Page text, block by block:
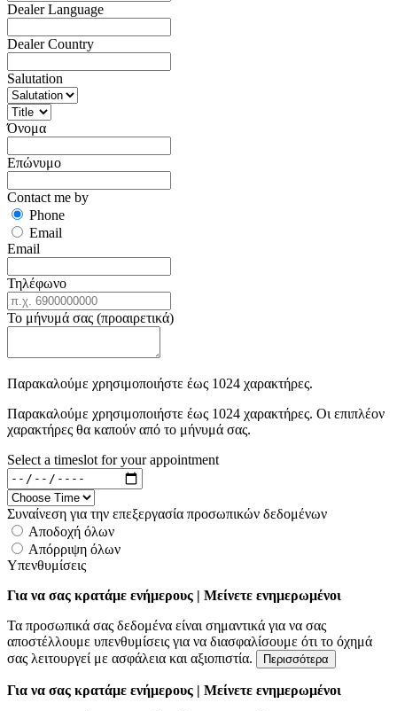
Dealer Language
Dealer Country
Salutation
Όνομα
Επώνυμο
Contact me by
Phone
Email
Email
Τηλέφωνο
Το μήνυμά σας (προαιρετικά)
Παρακαλούμε χρησιμοποιήστε έως 1024 χαρακτήρες.
Παρακαλούμε χρησιμοποιήστε έως 1024 χαρακτήρες. Οι επιπλέον
χαρακτήρες θα καπούν από το μήνυμά σας.
Select a timeslot for your appointment
Συναίνεση για την επεξεργασία προσωπικών δεδομένων
Αποδοχή όλων
Απόρριψη όλων
Υπενθυμίσεις
Για να σας κρατάμε ενήμερους | Μείνετε ενημερωμένοι
Τα προσωπικά σας δεδομένα είναι σημαντικά για να σας
αποστέλλουμε υπενθυμίσεις για να διασφαλίσουμε ότι το όχημά
σας λειτουργεί με ασφάλεια και αξιοπιστία.
Περισσότερα
Για να σας κρατάμε ενήμερους | Μείνετε ενημερωμένοι